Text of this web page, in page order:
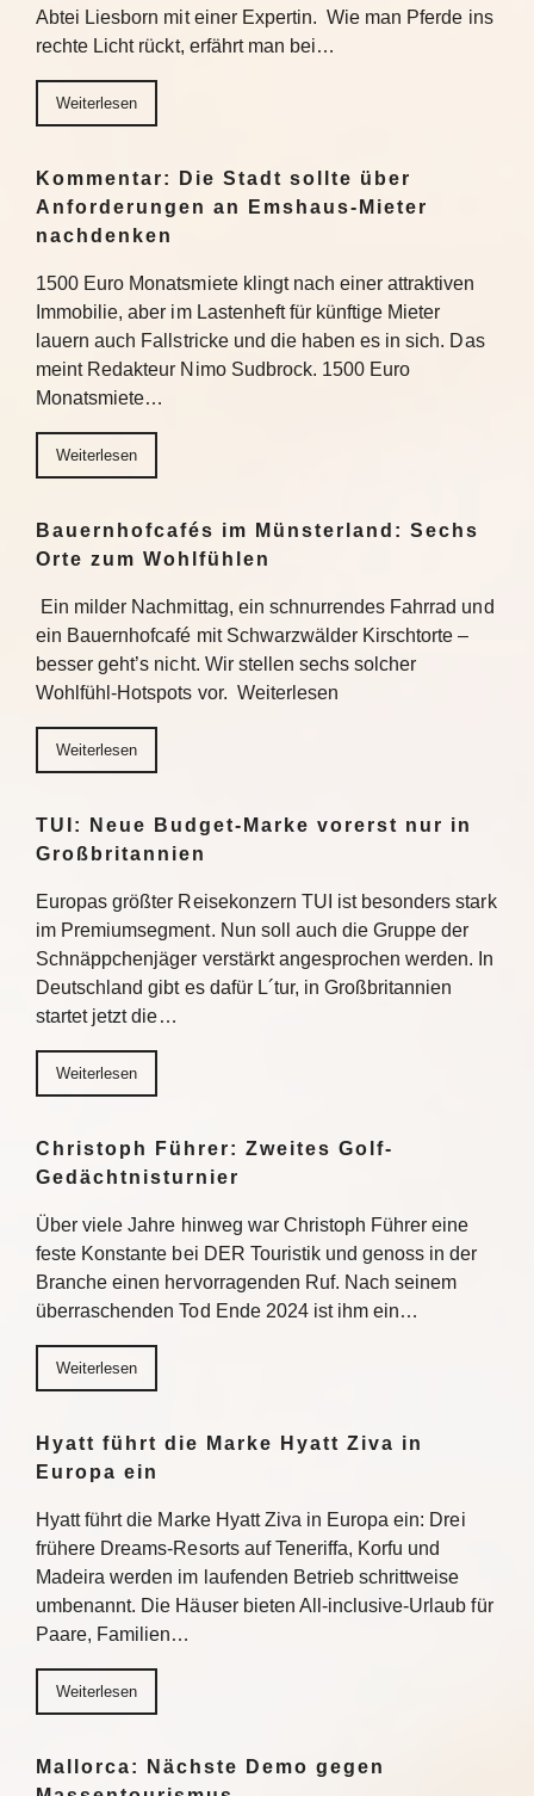
Abtei Liesborn mit einer Expertin. Wie man Pferde ins
rechte Licht rückt, erfährt man bei…
Weiterlesen
Kommentar: Die Stadt sollte über
Anforderungen an Emshaus-Mieter
nachdenken
1500 Euro Monatsmiete klingt nach einer attraktiven
Immobilie, aber im Lastenheft für künftige Mieter
lauern auch Fallstricke und die haben es in sich. Das
meint Redakteur Nimo Sudbrock. 1500 Euro
Monatsmiete…
Weiterlesen
Bauernhofcafés im Münsterland: Sechs
Orte zum Wohlfühlen
Ein milder Nachmittag, ein schnurrendes Fahrrad und
ein Bauernhofcafé mit Schwarzwälder Kirschtorte –
besser geht’s nicht. Wir stellen sechs solcher
Wohlfühl-Hotspots vor. Weiterlesen
Weiterlesen
TUI: Neue Budget-Marke vorerst nur in
Großbritannien
Europas größter Reisekonzern TUI ist besonders stark
im Premiumsegment. Nun soll auch die Gruppe der
Schnäppchenjäger verstärkt angesprochen werden. In
Deutschland gibt es dafür L´tur, in Großbritannien
startet jetzt die…
Weiterlesen
Christoph Führer: Zweites Golf-
Gedächtnisturnier
Über viele Jahre hinweg war Christoph Führer eine
feste Konstante bei DER Touristik und genoss in der
Branche einen hervorragenden Ruf. Nach seinem
überraschenden Tod Ende 2024 ist ihm ein…
Weiterlesen
Hyatt führt die Marke Hyatt Ziva in
Europa ein
Hyatt führt die Marke Hyatt Ziva in Europa ein: Drei
frühere Dreams-Resorts auf Teneriffa, Korfu und
Madeira werden im laufenden Betrieb schrittweise
umbenannt. Die Häuser bieten All-inclusive-Urlaub für
Paare, Familien…
Weiterlesen
Mallorca: Nächste Demo gegen